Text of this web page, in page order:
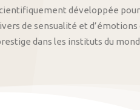
développée
de sensualité et d’émotions
dans les instituts du